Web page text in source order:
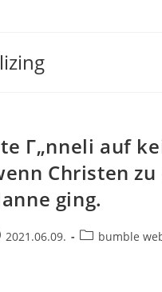
Г„nneli auf
Christen zu
ging.
2021.06.09.
Postbumble